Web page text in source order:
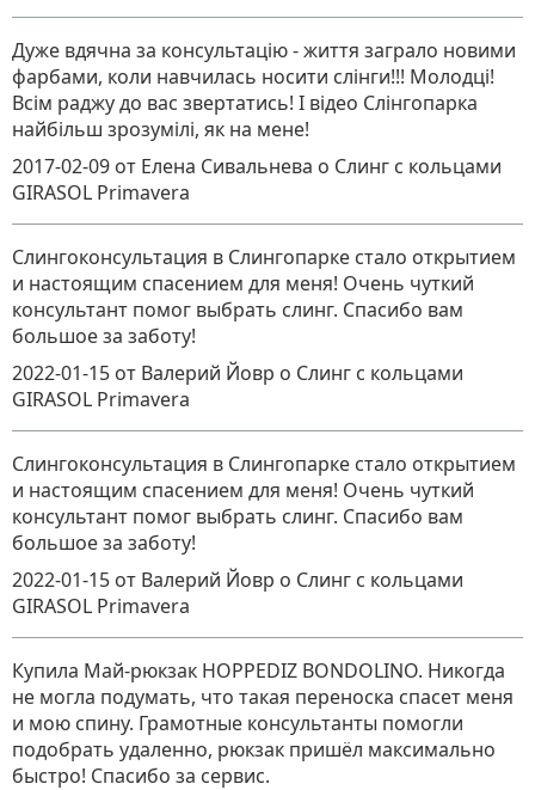
Дуже вдячна за консультацію - життя заграло новими
фарбами, коли навчилась носити слінги!!! Молодці!
Всім раджу до вас звертатись! І відео Слінгопарка
найбільш зрозумілі, як на мене!
2017-02-09 от Елена Сивальнева о Слинг с кольцами
GIRASOL Primavera
Слингоконсультация в Слингопарке стало открытием
и настоящим спасением для меня! Очень чуткий
консультант помог выбрать слинг. Спасибо вам
большое за заботу!
2022-01-15 от Валерий Йовр о Слинг с кольцами
GIRASOL Primavera
Слингоконсультация в Слингопарке стало открытием
и настоящим спасением для меня! Очень чуткий
консультант помог выбрать слинг. Спасибо вам
большое за заботу!
2022-01-15 от Валерий Йовр о Слинг с кольцами
GIRASOL Primavera
Купила Май-рюкзак HOPPEDIZ BONDOLINO. Никогда
не могла подумать, что такая переноска спасет меня
и мою спину. Грамотные консультанты помогли
подобрать удаленно, рюкзак пришёл максимально
быстро! Спасибо за сервис.